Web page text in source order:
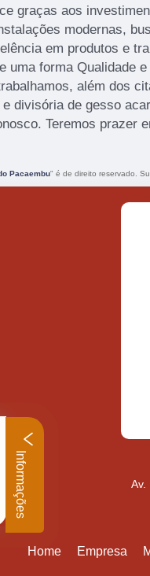
graças aos
modernas,
em produtos e
uma forma Qualidade
além dos
divisória de gesso
Teremos prazer
Pacaembu" é de direito reservado.
Av.
Home Empresa
Informações